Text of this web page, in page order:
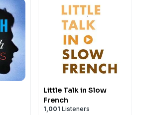
Little Talk in Slow
French
1,001 Listeners